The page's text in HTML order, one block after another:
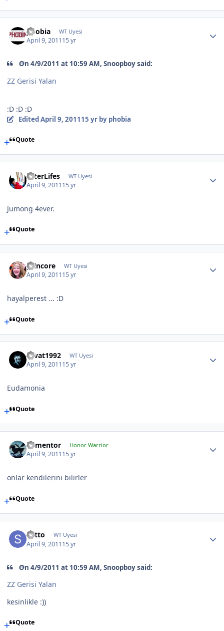
phobia WT Uyesi
April 9, 201115 yr
On 4/9/2011 at 10:59 AM, Snoopboy said:
ZZ Gerisi Yalan
:D :D :D
EditedApril 9, 201115 yrby phobia
Quote
AfterLifes WT Uyesi
April 9, 201115 yr
Jumong 4ever.
Quote
grincore WT Uyesi
April 9, 201115 yr
hayalperest ... :D
Quote
cevat1992 WT Uyesi
April 9, 201115 yr
Eudamonia
Quote
dementor Honor Warrior
April 9, 201115 yr
onlar kendilerini bilirler
Quote
sotto WT Uyesi
April 9, 201115 yr
On 4/9/2011 at 10:59 AM, Snoopboy said:
ZZ Gerisi Yalan
kesinlikle :))
Quote